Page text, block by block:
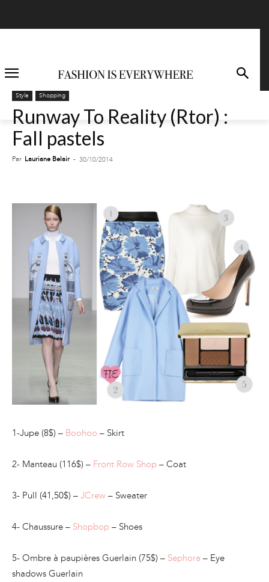
Style Shopping
Runway To Reality (Rtor) :
Fall pastels
Par Lauriane Belair - 30/10/2014
1-Jupe (8$) – Boohoo – Skirt
2- Manteau (116$) – Front Row Shop – Coat
3- Pull (41,50$) – JCrew – Sweater
4- Chaussure – Shopbop – Shoes
5- Ombre à paupières Guerlain (75$) – Sephora – Eye
shadows Guerlain